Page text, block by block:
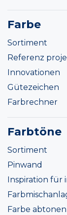
Farbe
Sortiment
Referenz
Innovationen
Gütezeichen
Farbrechner
Farbtöne
Sortiment
Pinwand
Inspiration für
Farbe abtonen